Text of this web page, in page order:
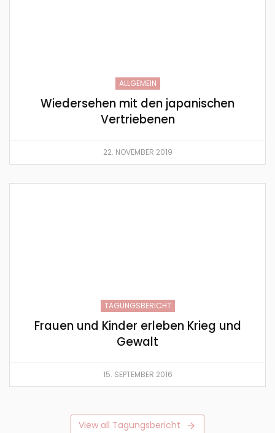
ALLGEMEIN
Wiedersehen mit den japanischen
Vertriebenen
22. NOVEMBER 2019
TAGUNGSBERICHT
Frauen und Kinder erleben Krieg und
Gewalt
15. SEPTEMBER 2016
View all Tagungsbericht